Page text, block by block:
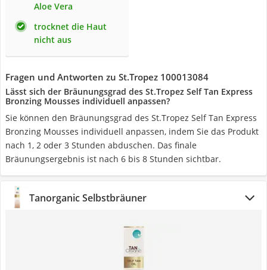
Aloe Vera
trocknet die Haut
nicht aus
Fragen und Antworten zu St.Tropez 100013084
Lässt sich der Bräunungsgrad des St.Tropez Self Tan Express
Bronzing Mousses individuell anpassen?
Sie können den Bräunungsgrad des St.Tropez Self Tan Express
Bronzing Mousses individuell anpassen, indem Sie das Produkt
nach 1, 2 oder 3 Stunden abduschen. Das finale
Bräunungsergebnis ist nach 6 bis 8 Stunden sichtbar.
‎Tanorganic Selbstbräuner